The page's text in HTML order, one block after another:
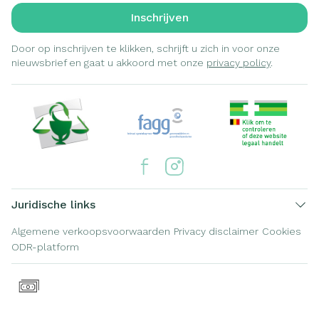
Inschrijven
Door op inschrijven te klikken, schrijft u zich in voor onze
nieuwsbrief en gaat u akkoord met onze privacy policy.
Juridische links
Algemene verkoopsvoorwaarden Privacy disclaimer Cookies
ODR-platform